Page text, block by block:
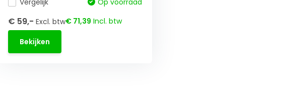
Vergelijk Op voorraad
€ 59,- Excl. btw€ 71,39 Incl. btw
Bekijken